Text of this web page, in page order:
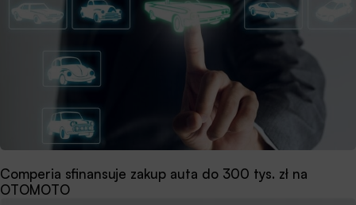
Comperia sfinansuje zakup auta do 300 tys. zł na
OTOMOTO